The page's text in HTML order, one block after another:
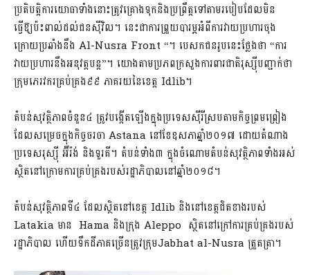
ប្រតិបត្ដិការ​យោធាទាំងនោះត្រូវគ្រោងទុកនិងប្រព្រឹត្តទៅតាមរបៀបដែលមិន
ធ្វើឱ្យប៉ះពាល់ដល់ជនស៊ីវិល។ នេះជាការព្រួយបារម្ភអំពីការវាយប្រហារចុង
ក្រោយប្រឆាំងនឹង Al-Nusra Front “។ បេសកជនរូបនេះថ្លែងថា “ការ
វាយប្រហារនឹងអនុវត្តបន្ត”។ យោងតាមប្រភពក្រសួង​ការពារ​ជាតិរុស្ស៊ីបញ្ជាក់ថា
ក្រុមភេរវករគ្រប់គ្រង៩៩ ភាគរយនៃខេត្ត Idlib។
តំបន់​សុវត្ថិភាព​ចំនួន៤ ត្រូវបង្កើតឡើងក្នុងប្រទេសស៊ីរីស្របតាមកិច្ចព្រមព្រៀង
ដែលសម្រេច​ក្នុង​កិច្ចចរចា Astana នៅខែឧសភាឆ្នាំ២០១៧ ដោយតំណាង
ប្រទេសរុស្ស៊ី អ៊ីរ៉ង់ ​និង​ទួរគី។ តំបន់ទាំង៣ ក្នុងចំណោមតំបន់​សុវត្ថិភាពទាំងអស់
ស្ថិតនៅក្រោមការគ្រប់គ្រងរបស់រដ្ឋាភិបាលនៅឆ្នាំ២០១៨។
​តំបន់សុវត្ថិភាពទី៤ ដែលស្ថិតនៅខេត្ត​ Idlib និងនៅខេត្តជិតខាងរបស់
Latakia ​មាន Hama និងក្រុង Aleppo ​ ស្ថិតនៅ​ក្រៅការ​គ្រប់គ្រងរបស់
រដ្ឋា​ភិបាល ហើយទឹកដីភាគច្រើន​ត្រូវ​ក្រុម​Jabhat al-Nusra ត្រួតត្រា។